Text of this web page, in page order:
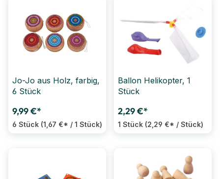
Jo-Jo aus Holz, farbig,
6 Stück
9,99 €*
6 Stück (1,67 €* / 1 Stück)
Ballon Helikopter, 1
Stück
2,29 €*
1 Stück (2,29 €* / Stück)